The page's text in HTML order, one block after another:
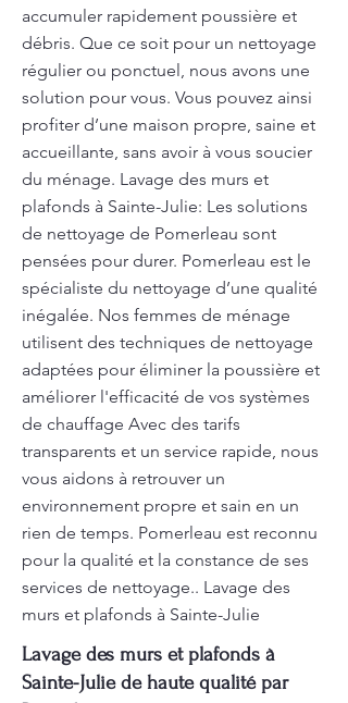
accumuler rapidement poussière et
débris. Que ce soit pour un nettoyage
régulier ou ponctuel, nous avons une
solution pour vous. Vous pouvez ainsi
profiter d’une maison propre, saine et
accueillante, sans avoir à vous soucier
du ménage. Lavage des murs et
plafonds à Sainte-Julie: Les solutions
de nettoyage de Pomerleau sont
pensées pour durer. Pomerleau est le
spécialiste du nettoyage d’une qualité
inégalée. Nos femmes de ménage
utilisent des techniques de nettoyage
adaptées pour éliminer la poussière et
améliorer l'efficacité de vos systèmes
de chauffage Avec des tarifs
transparents et un service rapide, nous
vous aidons à retrouver un
environnement propre et sain en un
rien de temps. Pomerleau est reconnu
pour la qualité et la constance de ses
services de nettoyage.. Lavage des
murs et plafonds à Sainte-Julie
Lavage des murs et plafonds à
Sainte-Julie de haute qualité par